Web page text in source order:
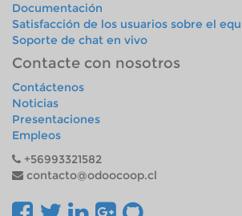
Documentación
Satisfacción de los usuarios sobre el
Soporte de chat en vivo
Contacte con nosotros
Contáctenos
Noticias
Presentaciones
Empleos
+56993321582
contacto@odoocoop.cl